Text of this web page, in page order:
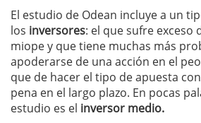
El estudio de Odean incluye a un
los inversores: el que sufre exceso
miope y que tiene muchas más
apoderarse de una acción en el
que de hacer el tipo de apuesta
pena en el largo plazo. En pocas
estudio es el inversor medio.